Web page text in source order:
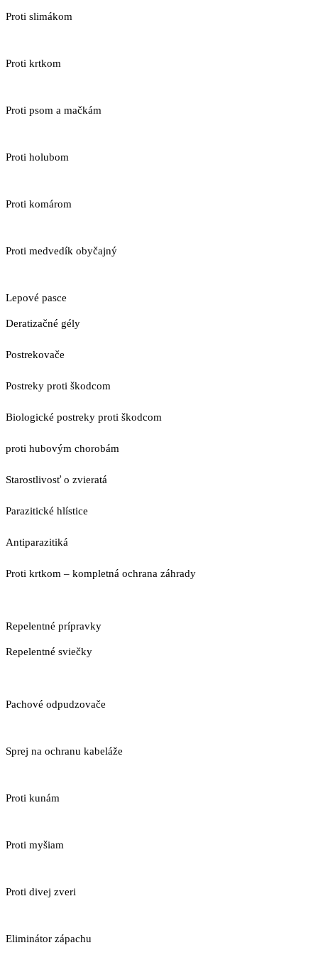
Proti slimákom
Proti krtkom
Proti psom a mačkám
Proti holubom
Proti komárom
Proti medvedík obyčajný
Lepové pasce
Deratizačné gély
Postrekovače
Postreky proti škodcom
Biologické postreky proti škodcom
proti hubovým chorobám
Starostlivosť o zvieratá
Parazitické hlístice
Antiparazitiká
Proti krtkom – kompletná ochrana záhrady
Repelentné prípravky
Repelentné sviečky
Pachové odpudzovače
Sprej na ochranu kabeláže
Proti kunám
Proti myšiam
Proti divej zveri
Eliminátor zápachu